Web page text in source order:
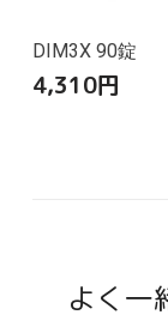
DIM3X 90錠
4,310円
よく一